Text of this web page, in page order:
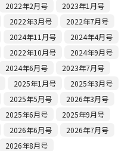
2022年2月号
2023年1月号
2022年3月号
2022年7月号
2024年11月号
2024年4月号
2022年10月号
2024年9月号
2024年6月号
2023年7月号
2025年1月号
2025年3月号
2025年5月号
2026年3月号
2025年6月号
2025年9月号
2026年6月号
2026年7月号
2026年8月号